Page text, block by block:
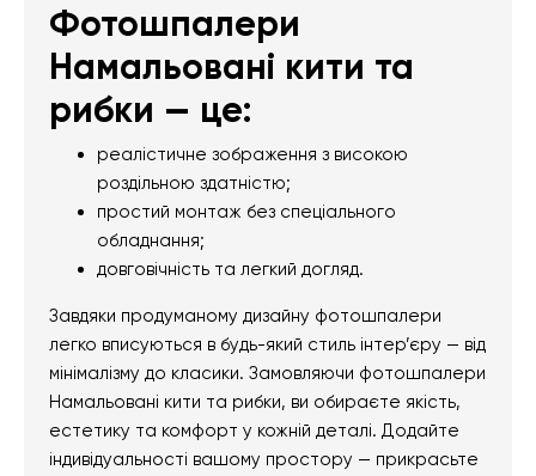
Фотошпалери
Намальовані кити та
рибки — це:
реалістичне зображення з високою
роздільною здатністю;
простий монтаж без спеціального
обладнання;
довговічність та легкий догляд.
Завдяки продуманому дизайну фотошпалери
легко вписуються в будь-який стиль інтер’єру — від
мінімалізму до класики. Замовляючи фотошпалери
Намальовані кити та рибки, ви обираєте якість,
естетику та комфорт у кожній деталі. Додайте
індивідуальності вашому простору — прикрасьте